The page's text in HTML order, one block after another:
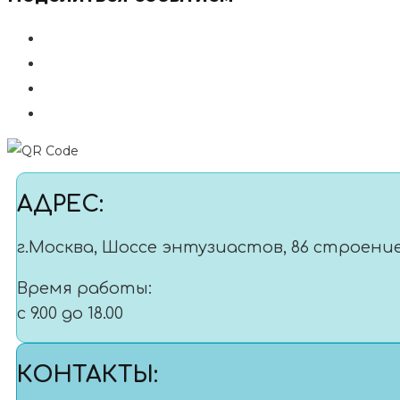
АДРЕС:
г.Москва, Шоссе энтузиастов, 86
Время работы:
с 9.00 до 18.00
КОНТАКТЫ: